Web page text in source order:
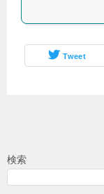
Tweet
検索